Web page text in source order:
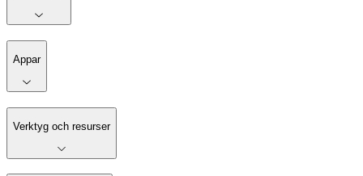
Appar
Verktyg och resurser